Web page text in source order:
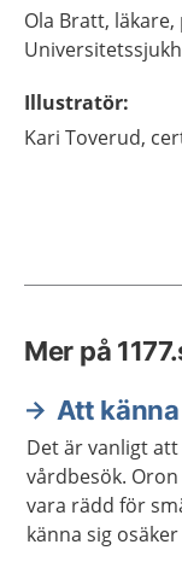
Ola Bratt,
Illustratör:
Kari Toverud,
Mer på
Att
Det är vanligt
vårdbesök.
vara rädd för
känna sig